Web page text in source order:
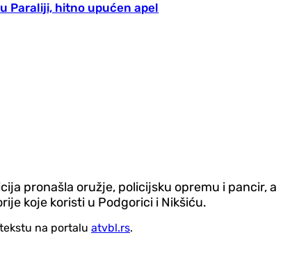
Paraliji, hitno upućen apel
pronašla oružje, policijsku opremu i pancir, a
koje koristi u Podgorici i Nikšiću.
na portalu atvbl.rs.